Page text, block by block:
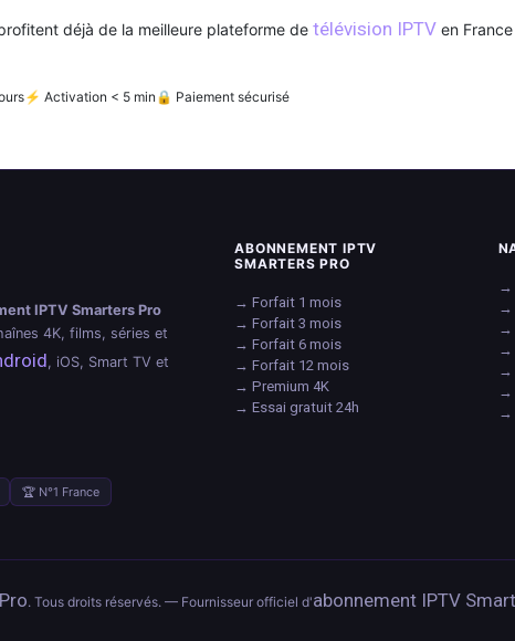
déjà de la meilleure plateforme detélévision IPTV en
⚡ Activation < 5 min 🔒 Paiement sécurisé
IPTV Smarters Pro
4K, films, séries et
, iOS, Smart TV et
🏆 N°1 France
ABONNEMENT IPTV
SMARTERS PRO
→ Forfait 1 mois
→ Forfait 3 mois
→ Forfait 6 mois
→ Forfait 12 mois
→ Premium 4K
→ Essai gratuit 24h
→
→
→
→
→
→
→
. Tous droits réservés. — Fournisseur officiel d'abonnement IPTV